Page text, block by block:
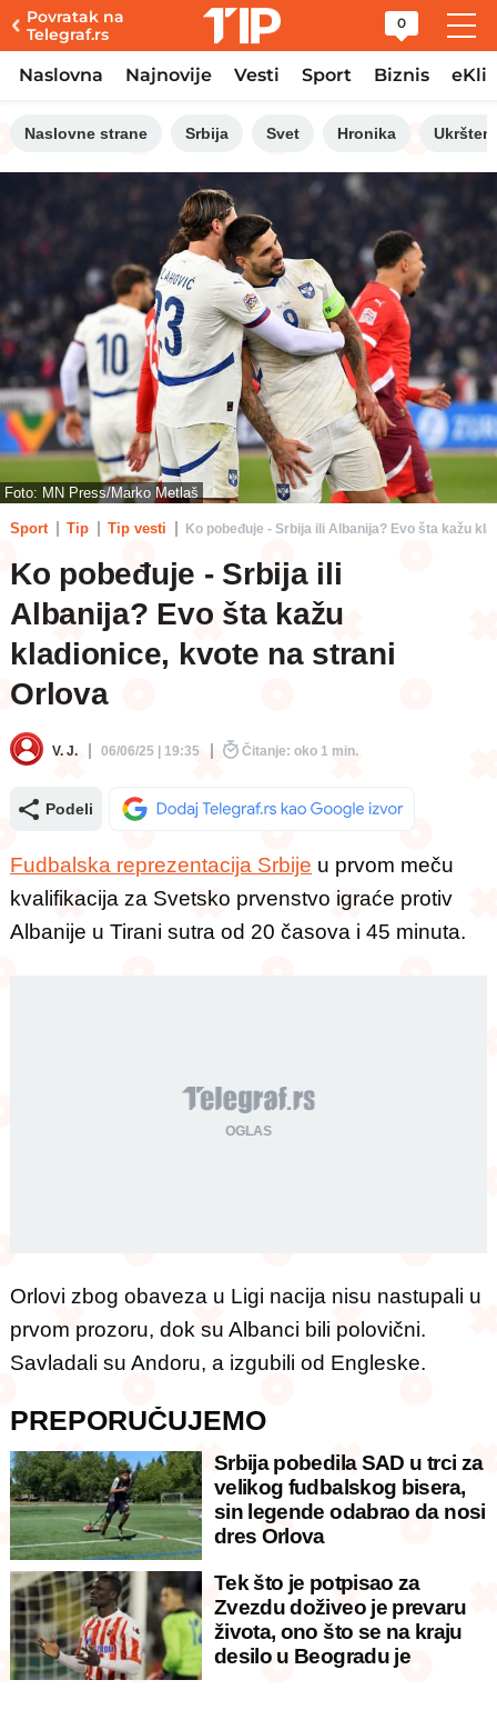
Povratak na
Telegraf.rs
0
Naslovna Najnovije Vesti Sport Biznis
Naslovne strane Srbija Svet Hronika
Foto: MN Press/Marko Metlaš
Sport Tip Tip vesti Ko pobeđuje - Srbija ili Albanija? Evo šta kažu
Ko pobeđuje - Srbija ili
Albanija? Evo šta kažu
kladionice, kvote na strani
Orlova
V. J. 06/06/25 | 19:35 Čitanje: oko 1 min.
Podeli
Fudbalska reprezentacija Srbije u prvom meču
kvalifikacija za Svetsko prvenstvo igraće protiv
Albanije u Tirani sutra od 20 časova i 45 minuta.
Orlovi zbog obaveza u Ligi nacija nisu nastupali u
prvom prozoru, dok su Albanci bili polovični.
Savladali su Andoru, a izgubili od Engleske.
PREPORUČUJEMO
Srbija pobedila SAD u trci za
velikog fudbalskog bisera,
sin legende odabrao da nosi
dres Orlova
Tek što je potpisao za
Zvezdu doživeo je prevaru
života, ono što se na kraju
desilo u Beogradu je